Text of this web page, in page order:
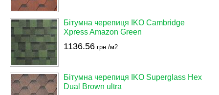
Бітумна черепиця IKO Cambridge
Xpress Amazon Green
1136.56 грн./м2
Бітумна черепиця IKO Superglass Hex
Dual Brown ultra